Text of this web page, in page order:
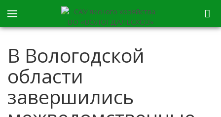
В Вологодской
области
завершились